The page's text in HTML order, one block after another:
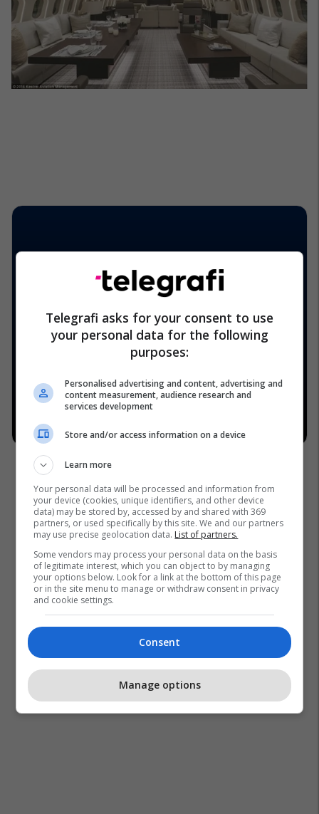
Telegrafi asks for your consent to use
your personal data for the following
purposes:
Personalised advertising and content, advertising and
content measurement, audience research and
services development
Store and/or access information on a device
Learn more
Your personal data will be processed and information from
your device (cookies, unique identifiers, and other device
data) may be stored by, accessed by and shared with 369
partners, or used specifically by this site. We and our partners
may use precise geolocation data. List of partners.
Some vendors may process your personal data on the basis
of legitimate interest, which you can object to by managing
your options below. Look for a link at the bottom of this page
or in the site menu to manage or withdraw consent in privacy
and cookie settings.
Consent
Manage options